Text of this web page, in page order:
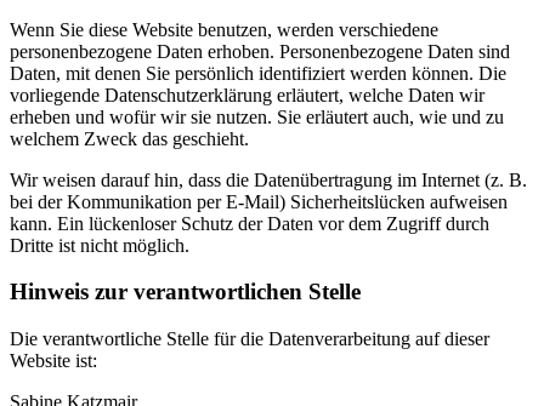
Wenn Sie diese Website benutzen, werden verschiedene
personenbezogene Daten erhoben. Personenbezogene Daten sind
Daten, mit denen Sie persönlich identifiziert werden können. Die
vorliegende Datenschutzerklärung erläutert, welche Daten wir
erheben und wofür wir sie nutzen. Sie erläutert auch, wie und zu
welchem Zweck das geschieht.
Wir weisen darauf hin, dass die Datenübertragung im Internet (z. B.
bei der Kommunikation per E-Mail) Sicherheitslücken aufweisen
kann. Ein lückenloser Schutz der Daten vor dem Zugriff durch
Dritte ist nicht möglich.
Hinweis zur verantwortlichen Stelle
Die verantwortliche Stelle für die Datenverarbeitung auf dieser
Website ist: